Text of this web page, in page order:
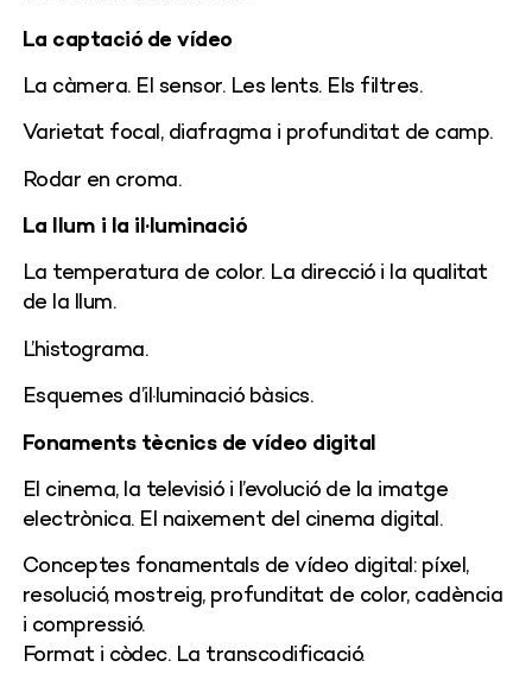
La captació de vídeo
La càmera. El sensor. Les lents. Els filtres.
Varietat focal, diafragma i profunditat de camp.
Rodar en croma.
La llum i la il·luminació
La temperatura de color. La direcció i la qualitat
de la llum.
L’histograma.
Esquemes d’il·luminació bàsics.
Fonaments tècnics de vídeo digital
El cinema, la televisió i l’evolució de la imatge
electrònica. El naixement del cinema digital.
Conceptes fonamentals de vídeo digital: píxel,
resolució, mostreig, profunditat de color, cadència
i compressió.
Format i còdec. La transcodificació.